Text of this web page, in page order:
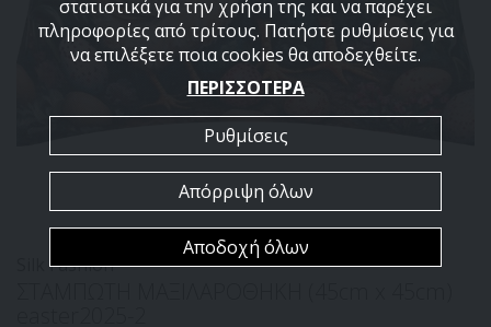
Silk Fashion
στατιστικά για την χρήση της και να παρέχει
πληροφορίες από τρίτους. Πατήστε ρυθμίσεις για
να επιλέξετε ποια cookies θα αποδεχθείτε.
ΠΕΡΙΣΣΟΤΕΡΑ
Ρυθμίσεις
Απόρριψη όλων
Αποδοχή όλων